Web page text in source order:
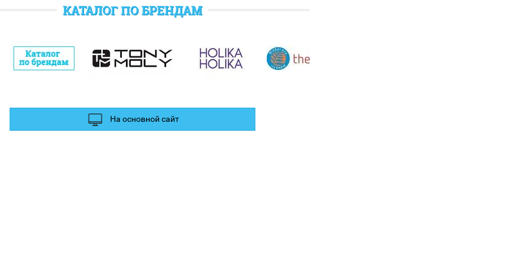
баллы Вы можете получить за отзыв и фотографии в
КАТАЛОГ ПО БРЕНДАМ
На основной сайт